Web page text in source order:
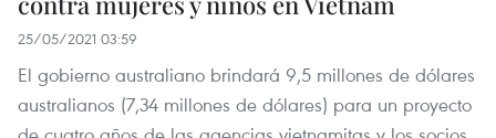
25/05/2021 03:59
El gobierno australiano brindará 9,5 millones de dólares
australianos (7,34 millones de dólares) para un proyecto